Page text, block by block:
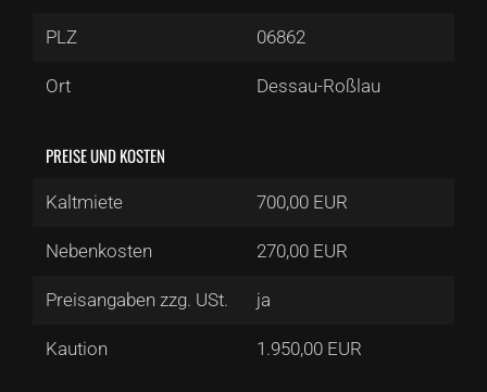
PLZ 06862
Ort Dessau-Roßlau
PREISE UND KOSTEN
Kaltmiete 700,00 EUR
Nebenkosten 270,00 EUR
Preisangaben zzg. USt. ja
Kaution 1.950,00 EUR